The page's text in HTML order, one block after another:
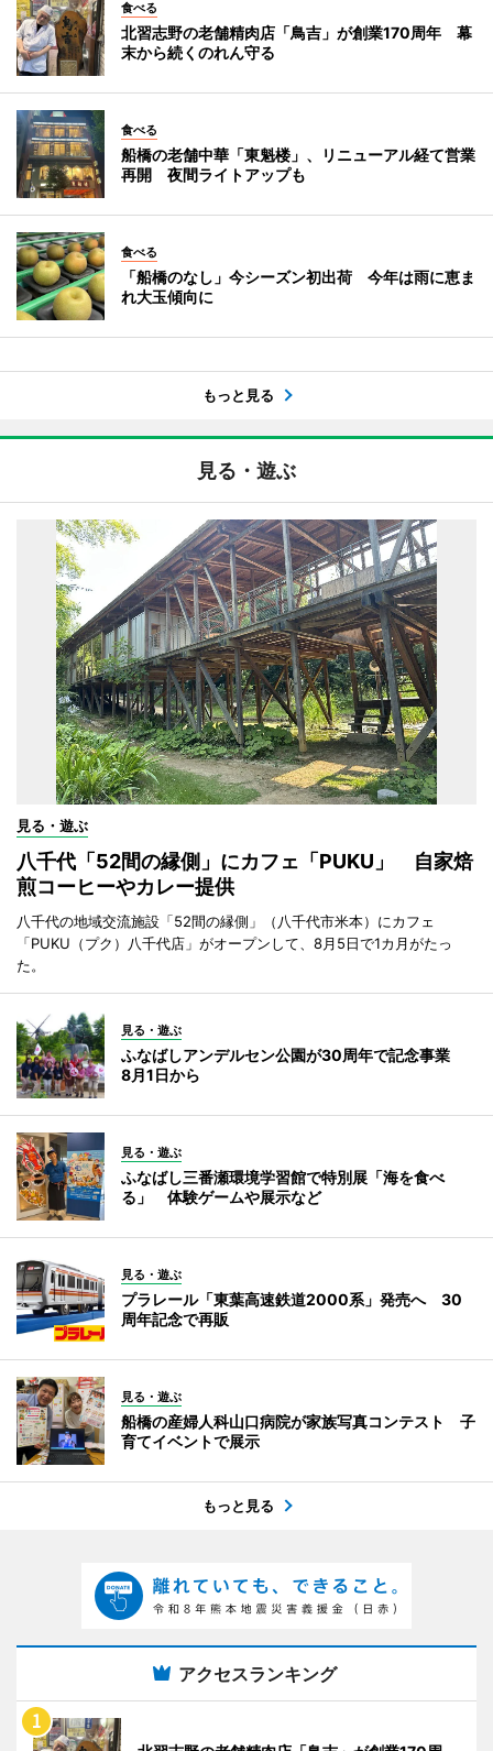
食べる
北習志野の老舗精肉店「鳥吉」が創業170周年 幕
末から続くのれん守る
食べる
船橋の老舗中華「東魁楼」、リニューアル経て営業
再開 夜間ライトアップも
食べる
「船橋のなし」今シーズン初出荷 今年は雨に恵ま
れ大玉傾向に
もっと見る
見る・遊ぶ
見る・遊ぶ
八千代「52間の縁側」にカフェ「PUKU」 自家焙
煎コーヒーやカレー提供
八千代の地域交流施設「52間の縁側」（八千代市米本）にカフェ
「PUKU（プク）八千代店」がオープンして、8月5日で1カ月がたっ
た。
見る・遊ぶ
ふなばしアンデルセン公園が30周年で記念事業
8月1日から
見る・遊ぶ
ふなばし三番瀬環境学習館で特別展「海を食べ
る」 体験ゲームや展示など
見る・遊ぶ
プラレール「東葉高速鉄道2000系」発売へ 30
周年記念で再販
見る・遊ぶ
船橋の産婦人科山口病院が家族写真コンテスト 子
育てイベントで展示
もっと見る
アクセスランキング